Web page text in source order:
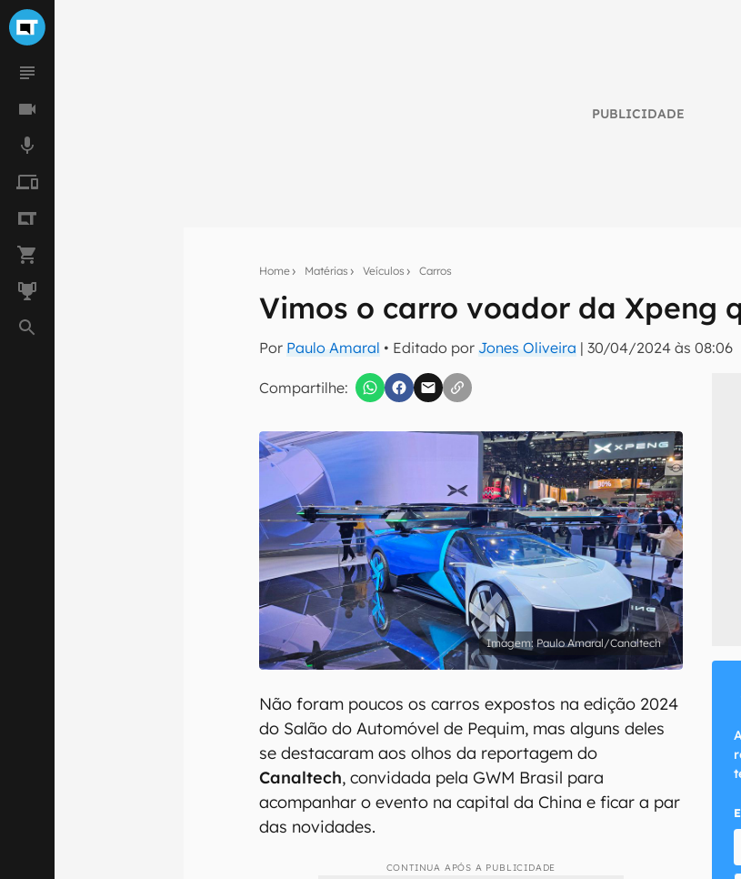
PUBLICIDADE
Home Matérias Veículos Carros
Vimos o carro voador da Xpeng
Por Paulo Amaral • Editado por Jones Oliveira |30/04/2024 às 08:06
Compartilhe:
Seu resumo inteligente do mundo tech!
Assine a newsletter do Canaltech e receba notícias e reviews sobre
mão.
E-mail
inscreva-se
Confirmo que li, aceito e concordo com os Termos de Uso e Política de
Paulo Amaral/Canaltech
Não foram poucos os carros expostos na edição 2024
do Salão do Automóvel de Pequim, mas alguns deles
se destacaram aos olhos da reportagem do
Canaltech, convidada pela GWM Brasil para
acompanhar o evento na capital da China e ficar a par
das novidades.
CONTINUA APÓS A PUBLICIDADE